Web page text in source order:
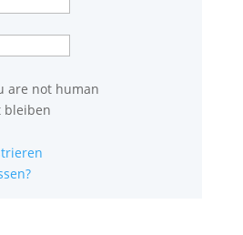
are not human
bleiben